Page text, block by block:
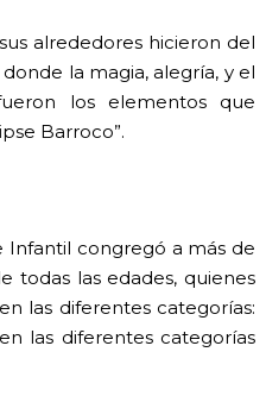
alrededores hicieron del
la magia, alegría, y el
los elementos que
Barroco”.
Infantil congregó a más de
todas las edades, quienes
las diferentes categorías:
las diferentes categorías